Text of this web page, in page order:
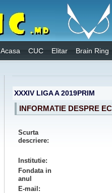
Acasa CUC Elitar Brain Ring
XXXIV LIGA A 2019PRIM
INFORMATIE DESPRE
Scurta
descriere:
Institutie:
Fondata in
anul
E-mail: